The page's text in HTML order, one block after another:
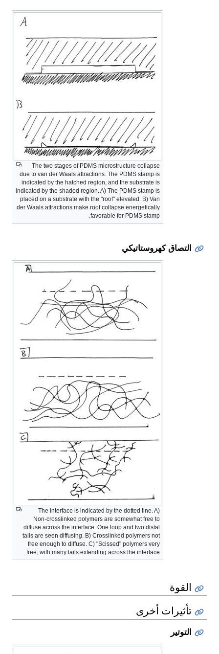
The two stages of PDMS microstructure collapse
due to van der Waals attractions. The PDMS stamp is
indicated by the hatched region, and the substrate is
indicated by the shaded region. A) The PDMS stamp is
placed on a substrate with the "roof" elevated. B) Van
der Waals attractions make roof collapse energetically
favorable for PDMS stamp.
التصاق كهروستاتيكي
The interface is indicated by the dotted line. A)
Non-crosslinked polymers are somewhat free to
diffuse across the interface. One loop and two distal
tails are seen diffusing. B) Crosslinked polymers not
free enough to diffuse. C) "Scissed" polymers very
free, with many tails extending across the interface.
القوة
تأثيرات أخرى
التوتير